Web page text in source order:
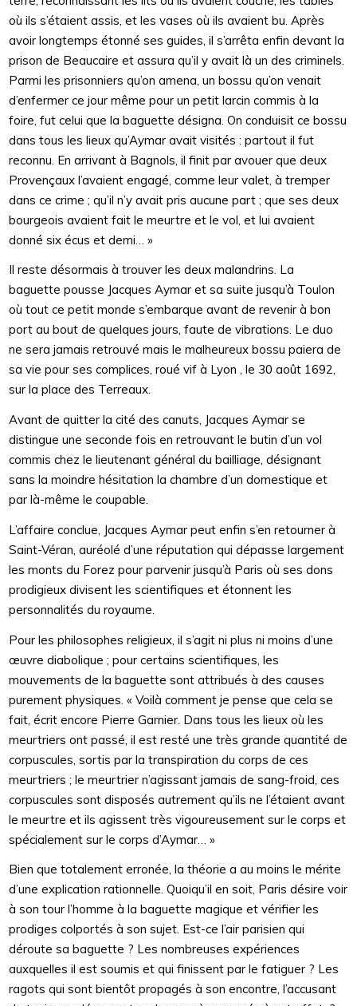
où ils s’étaient assis, et les vases où ils avaient bu. Après
avoir longtemps étonné ses guides, il s’arrêta enfin devant la
prison de Beaucaire et assura qu’il y avait là un des criminels.
Parmi les prisonniers qu’on amena, un bossu qu’on venait
d’enfermer ce jour même pour un petit larcin commis à la
foire, fut celui que la baguette désigna. On conduisit ce bossu
dans tous les lieux qu’Aymar avait visités : partout il fut
reconnu. En arrivant à Bagnols, il finit par avouer que deux
Provençaux l’avaient engagé, comme leur valet, à tremper
dans ce crime ; qu’il n’y avait pris aucune part ; que ses deux
bourgeois avaient fait le meurtre et le vol, et lui avaient
donné six écus et demi… »
Il reste désormais à trouver les deux malandrins. La
baguette pousse Jacques Aymar et sa suite jusqu’à Toulon
où tout ce petit monde s’embarque avant de revenir à bon
port au bout de quelques jours, faute de vibrations. Le duo
ne sera jamais retrouvé mais le malheureux bossu paiera de
sa vie pour ses complices, roué vif à Lyon , le 30 août 1692,
sur la place des Terreaux.
Avant de quitter la cité des canuts, Jacques Aymar se
distingue une seconde fois en retrouvant le butin d’un vol
commis chez le lieutenant général du bailliage, désignant
sans la moindre hésitation la chambre d’un domestique et
par là-même le coupable.
L’affaire conclue, Jacques Aymar peut enfin s’en retourner à
Saint-Véran, auréolé d’une réputation qui dépasse largement
les monts du Forez pour parvenir jusqu’à Paris où ses dons
prodigieux divisent les scientifiques et étonnent les
personnalités du royaume.
Pour les philosophes religieux, il s’agit ni plus ni moins d’une
œuvre diabolique ; pour certains scientifiques, les
mouvements de la baguette sont attribués à des causes
purement physiques. « Voilà comment je pense que cela se
fait, écrit encore Pierre Garnier. Dans tous les lieux où les
meurtriers ont passé, il est resté une très grande quantité de
corpuscules, sortis par la transpiration du corps de ces
meurtriers ; le meurtrier n’agissant jamais de sang-froid, ces
corpuscules sont disposés autrement qu’ils ne l’étaient avant
le meurtre et ils agissent très vigoureusement sur le corps et
spécialement sur le corps d’Aymar… »
Bien que totalement erronée, la théorie a au moins le mérite
d’une explication rationnelle. Quoiqu’il en soit, Paris désire voir
à son tour l’homme à la baguette magique et vérifier les
prodiges colportés à son sujet. Est-ce l’air parisien qui
déroute sa baguette ? Les nombreuses expériences
auxquelles il est soumis et qui finissent par le fatiguer ? Les
ragots qui sont bientôt propagés à son encontre, l’accusant